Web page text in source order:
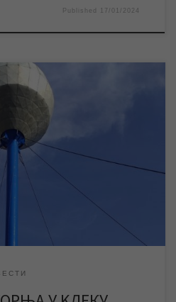
Published 17/01/2024
водоводне инфраструктуре у
и канализација“ извршиће у
у Клеку. У среду 17.
Зрењанин ће у оквиру
инфраструктуре у